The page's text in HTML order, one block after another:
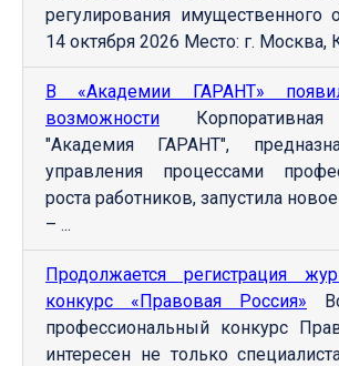
регулирования имущественного
14 октября 2026 Место: г. Москва,
В «Академии ГАРАНТ»
возможности Корпоративная
"Академия ГАРАНТ",
управления процессами
роста работников, запустила
– ...
Продолжается регистрация
конкурс «Правовая Россия»
профессиональный конкурс
интересен не только